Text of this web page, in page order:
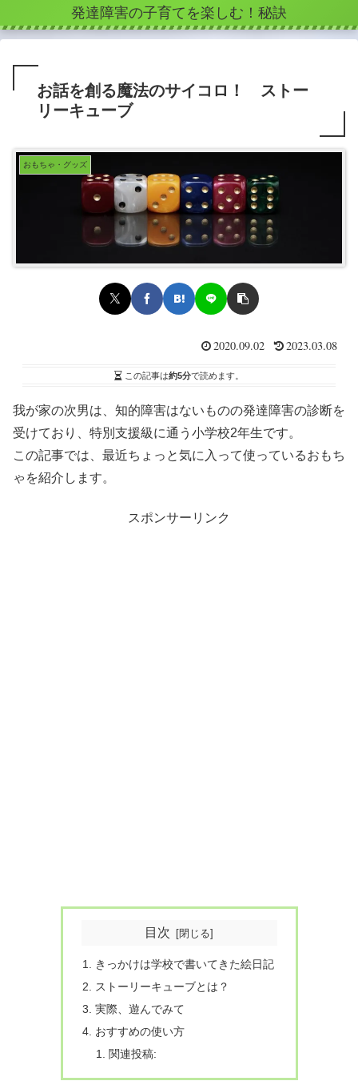
発達障害の子育てを楽しむ！秘訣
お話を創る魔法のサイコロ！ ストー
リーキューブ
おもちゃ・グッズ
2020.09.02 2023.03.08
この記事は約5分で読めます。
我が家の次男は、知的障害はないものの発達障害の診断を
受けており、特別支援級に通う小学校2年生です。
この記事では、最近ちょっと気に入って使っているおもち
ゃを紹介します。
スポンサーリンク
目次
きっかけは学校で書いてきた絵日記
ストーリーキューブとは？
実際、遊んでみて
おすすめの使い方
関連投稿: